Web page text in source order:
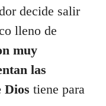
decide salir
lleno de
muy
las
Dios tiene para